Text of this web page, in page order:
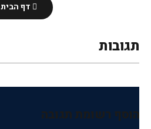
דף הבית
תגובות
הוסף רשומת תגובה